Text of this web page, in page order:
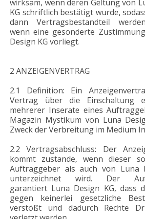
wirksam, wenn deren Geltung von
KG schriftlich bestätigt wurde,
dann Vertragsbestandteil
wenn eine gesonderte
Design KG vorliegt.
2 ANZEIGENVERTRAG
2.1 Definition: Ein
Vertrag über die Einschaltung
mehrerer Inserate eines
Magazin Mystikum von Luna
Zweck der Verbreitung im Medium
2.2 Vertragsabschluss: Der
kommt zustande, wenn dieser
Auftraggeber als auch von Luna
unterzeichnet wird. Der
garantiert Luna Design KG, dass
gegen keinerlei gesetzliche
verstößt und dadurch Rechte